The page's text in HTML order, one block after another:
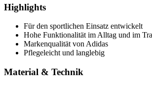
Highlights
Für den sportlichen Einsatz entwickelt
Hohe Funktionalität im Alltag und im
Markenqualität von Adidas
Pflegeleicht und langlebig
Material & Technik